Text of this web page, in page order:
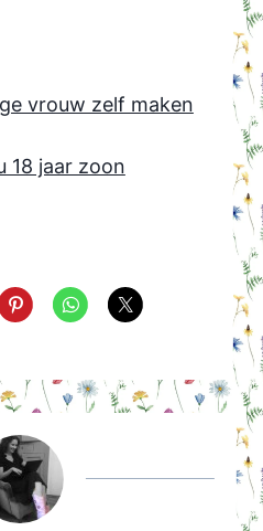
vrouw zelf maken
18 jaar zoon